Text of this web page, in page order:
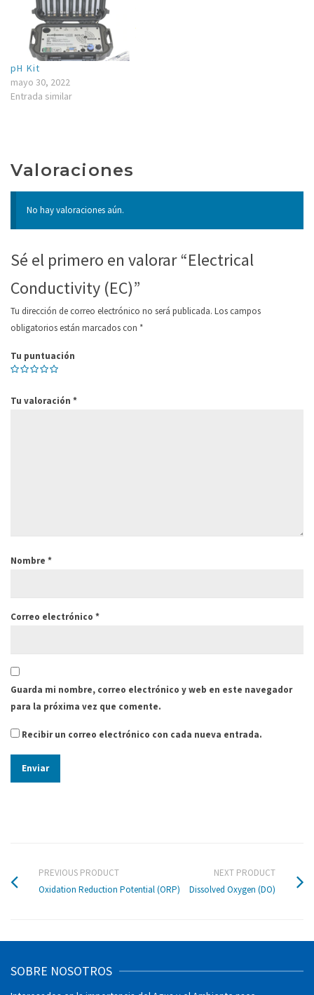
pH Kit
mayo 30, 2022
Entrada similar
Valoraciones
No hay valoraciones aún.
Sé el primero en valorar “Electrical
Conductivity (EC)”
Tu dirección de correo electrónico no será publicada. Los campos
obligatorios están marcados con *
Tu puntuación
Tu valoración *
Nombre *
Correo electrónico *
Guarda mi nombre, correo electrónico y web en este navegador
para la próxima vez que comente.
Recibir un correo electrónico con cada nueva entrada.
PREVIOUS PRODUCT
Oxidation Reduction Potential (ORP)
NEXT PRODUCT
Dissolved Oxygen (DO)
SOBRE NOSOTROS